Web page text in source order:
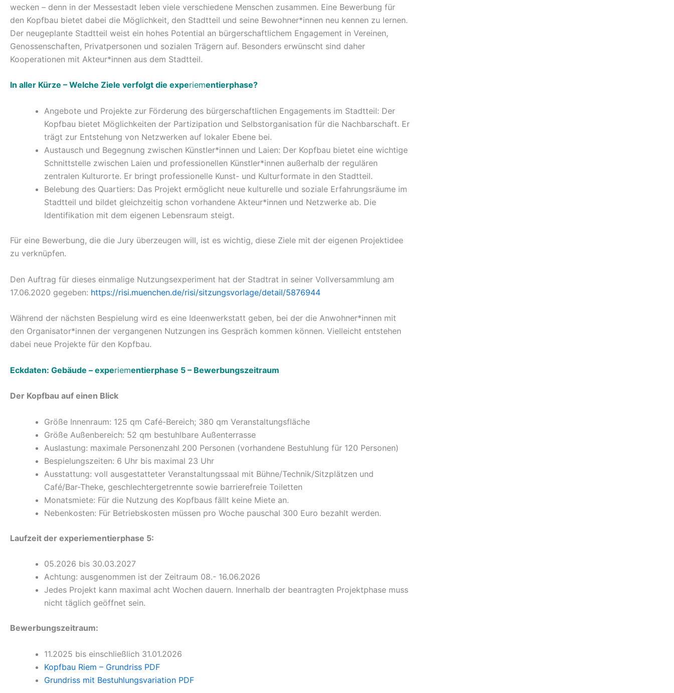
wecken – denn in der Messestadt leben viele verschiedene Menschen zusammen. Eine Bewerbung für
den Kopfbau bietet dabei die Möglichkeit, den Stadtteil und seine Bewohner*innen neu kennen zu lernen.
Der neugeplante Stadtteil weist ein hohes Potential an bürgerschaftlichem Engagement in Vereinen,
Genossenschaften, Privatpersonen und sozialen Trägern auf. Besonders erwünscht sind daher
Kooperationen mit Akteur*innen aus dem Stadtteil.
In aller Kürze – Welche Ziele verfolgt die experiementierphase?
Angebote und Projekte zur Förderung des bürgerschaftlichen Engagements im Stadtteil: Der
Kopfbau bietet Möglichkeiten der Partizipation und Selbstorganisation für die Nachbarschaft. Er
trägt zur Entstehung von Netzwerken auf lokaler Ebene bei.
Austausch und Begegnung zwischen Künstler*innen und Laien: Der Kopfbau bietet eine wichtige
Schnittstelle zwischen Laien und professionellen Künstler*innen außerhalb der regulären
zentralen Kulturorte. Er bringt professionelle Kunst- und Kulturformate in den Stadtteil.
Belebung des Quartiers: Das Projekt ermöglicht neue kulturelle und soziale Erfahrungsräume im
Stadtteil und bildet gleichzeitig schon vorhandene Akteur*innen und Netzwerke ab. Die
Identifikation mit dem eigenen Lebensraum steigt.
Für eine Bewerbung, die die Jury überzeugen will, ist es wichtig, diese Ziele mit der eigenen Projektidee
zu verknüpfen.
Den Auftrag für dieses einmalige Nutzungsexperiment hat der Stadtrat in seiner Vollversammlung am
17.06.2020 gegeben: https://risi.muenchen.de/risi/sitzungsvorlage/detail/5876944
Während der nächsten Bespielung wird es eine Ideenwerkstatt geben, bei der die Anwohner*innen mit
den Organisator*innen der vergangenen Nutzungen ins Gespräch kommen können. Vielleicht entstehen
dabei neue Projekte für den Kopfbau.
Eckdaten: Gebäude – experiementierphase 5 – Bewerbungszeitraum
Der Kopfbau auf einen Blick
Größe Innenraum: 125 qm Café-Bereich; 380 qm Veranstaltungsfläche
Größe Außenbereich: 52 qm bestuhlbare Außenterrasse
Auslastung: maximale Personenzahl 200 Personen (vorhandene Bestuhlung für 120 Personen)
Bespielungszeiten: 6 Uhr bis maximal 23 Uhr
Ausstattung: voll ausgestatteter Veranstaltungssaal mit Bühne/Technik/Sitzplätzen und
Café/Bar-Theke, geschlechtergetrennte sowie barrierefreie Toiletten
Monatsmiete: Für die Nutzung des Kopfbaus fällt keine Miete an.
Nebenkosten: Für Betriebskosten müssen pro Woche pauschal 300 Euro bezahlt werden.
Laufzeit der experiementierphase 5:
05.2026 bis 30.03.2027
Achtung: ausgenommen ist der Zeitraum 08.- 16.06.2026
Jedes Projekt kann maximal acht Wochen dauern. Innerhalb der beantragten Projektphase muss
nicht täglich geöffnet sein.
Bewerbungszeitraum:
11.2025 bis einschließlich 31.01.2026
Kopfbau Riem – Grundriss PDF
Grundriss mit Bestuhlungsvariation PDF